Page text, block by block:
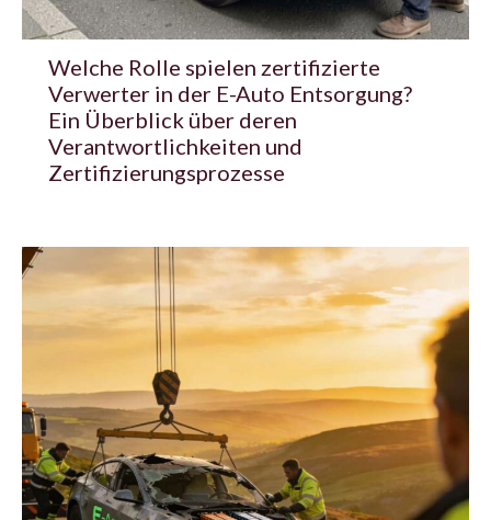
Welche Rolle spielen zertifizierte
Verwerter in der E-Auto Entsorgung?
Ein Überblick über deren
Verantwortlichkeiten und
Zertifizierungsprozesse